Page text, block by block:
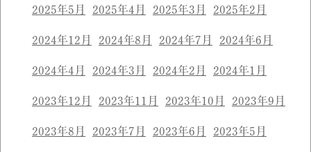
2025年5月 2025年4月 2025年3月 2025年2月
2024年12月 2024年8月 2024年7月 2024年6月
2024年4月 2024年3月 2024年2月 2024年1月
2023年12月 2023年11月 2023年10月 2023年9月
2023年8月 2023年7月 2023年6月 2023年5月